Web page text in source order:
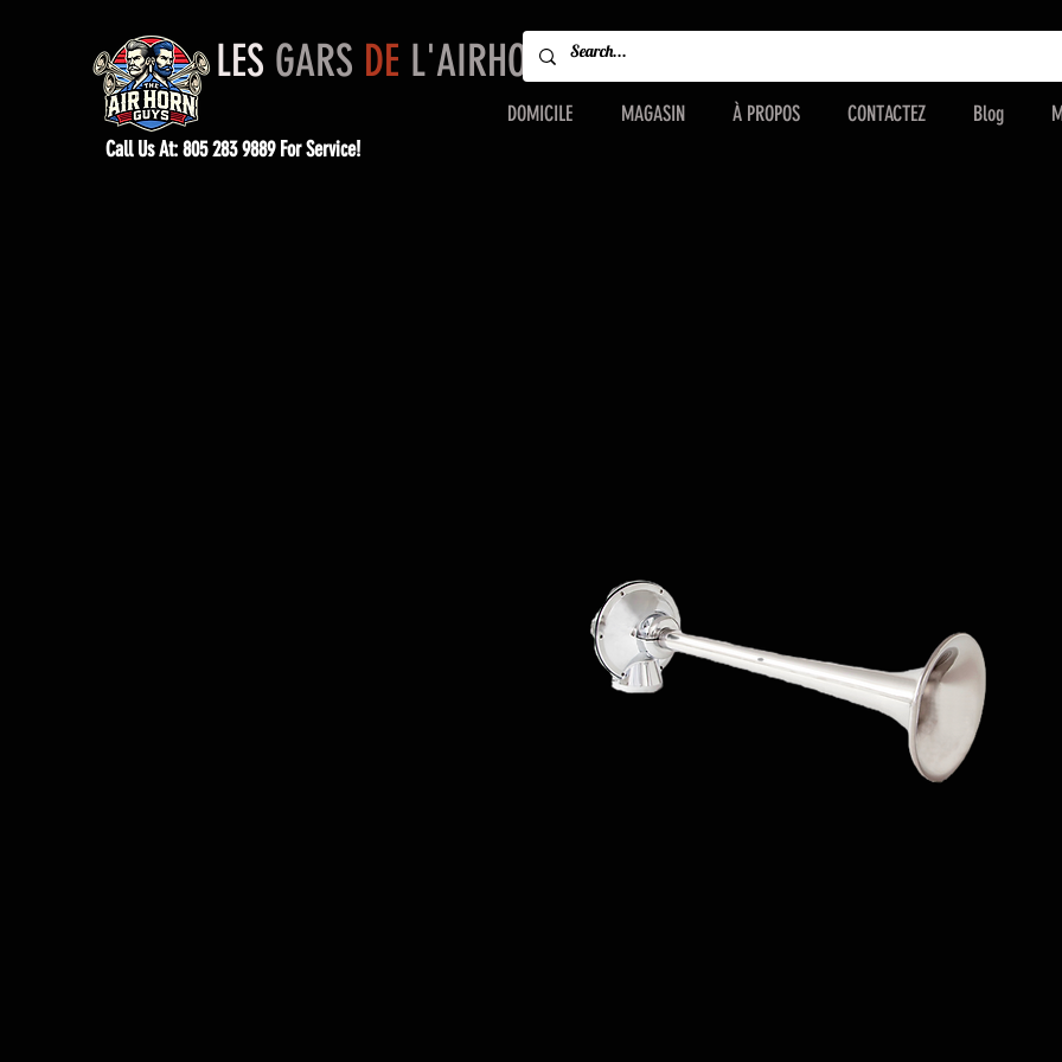
LES GARS DE L'AIRHORN
DOMICILE MAGASIN À PROPOS CONTACTEZ Blog
Call Us At: 805 283 9889 For Service!